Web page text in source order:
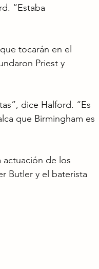
“Estaba
tocarán en el
Priest y
dice Halford. “Es
que Birmingham es
actuación de los
Butler y el baterista